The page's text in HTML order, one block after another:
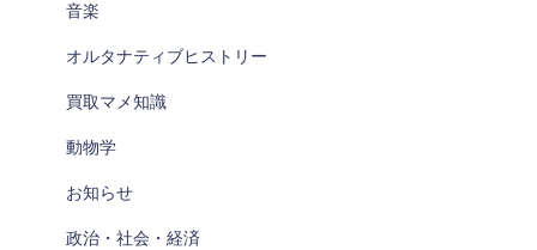
音楽
オルタナティブヒストリー
買取マメ知識
動物学
お知らせ
政治・社会・経済